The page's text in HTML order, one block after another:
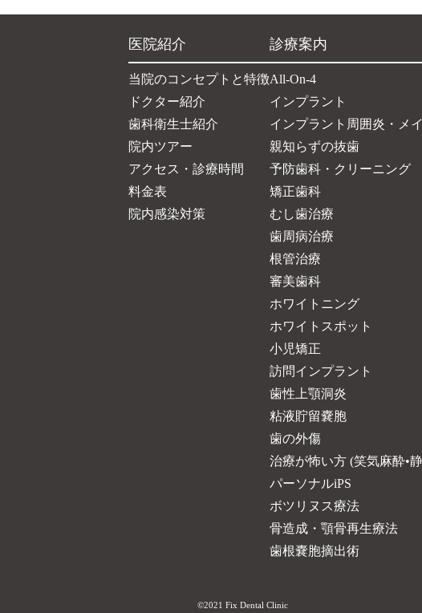
医院紹介
当院のコンセプトと特徴
ドクター紹介
歯科衛生士紹介
院内ツアー
アクセス・診療時間
料金表
院内感染対策
診療案内
All-On-4
インプラント
インプラント周囲炎・メ
親知らずの抜歯
予防歯科・クリーニング
矯正歯科
むし歯治療
歯周病治療
根管治療
審美歯科
ホワイトニング
ホワイトスポット
小児矯正
訪問インプラント
歯性上顎洞炎
粘液貯留嚢胞
歯の外傷
治療が怖い方 (笑気麻酔•
パーソナルiPS
ボツリヌス療法
骨造成・顎骨再生療法
歯根嚢胞摘出術
©2021 Fix Dental Clinic